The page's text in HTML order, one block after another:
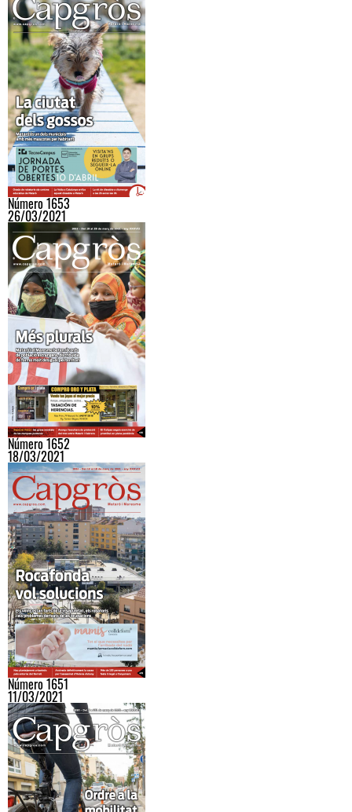
Número 1653
26/03/2021
Número 1652
18/03/2021
Número 1651
11/03/2021